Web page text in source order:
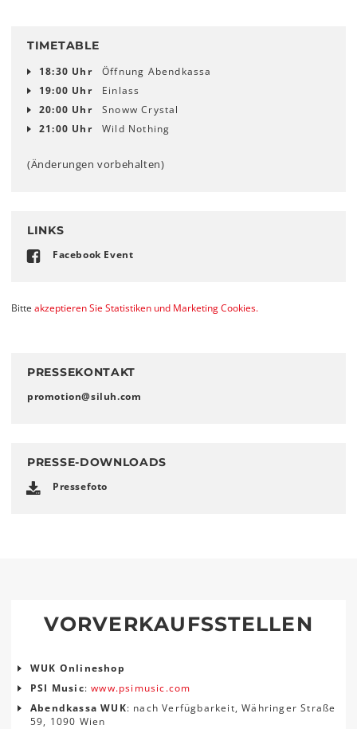
TIMETABLE
18:30 Uhr
Öffnung Abendkassa
19:00 Uhr
Einlass
20:00 Uhr
Snoww Crystal
21:00 Uhr
Wild Nothing
(Änderungen vorbehalten)
LINKS
Facebook Event
Bitte akzeptieren Sie Statistiken und Marketing Cookies.
PRESSEKONTAKT
promotion@siluh.com
PRESSE-DOWNLOADS
Pressefoto
VORVERKAUFSSTELLEN
WUK Onlineshop
PSI Music:www.psimusic.com
Abendkassa WUK: nach Verfügbarkeit, Währinger Straße
59, 1090 Wien